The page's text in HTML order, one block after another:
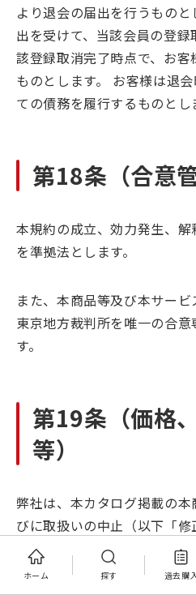
ホーム 探す 過去購入
より退会の届出を行うもの
出を受けて、当該会員の登
該登録取消完了時点で、お
ものとします。 お客様は退
ての債務を履行するものとし
第18条（合意
本規約の成立、効力発生、
を準拠法とします。
また、本商品等及び本サー
東京地方裁判所を唯一の合
す。
第19条（価格
等）
弊社は、本カタログ掲載の
びに取扱いの中止（以下「
行うことができるものとし
は、本カタログ又はこれに